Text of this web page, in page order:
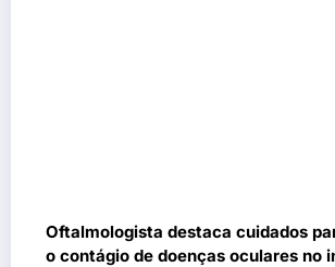
Oftalmologista destaca cuidados
o contágio de doenças oculares no